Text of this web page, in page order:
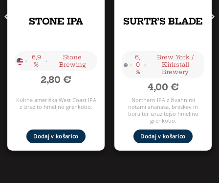
STONE IPA
•
6,9
%
•
Stone
Brewing
2,80 €
Kultna ameriška West Coast IPA
z izrazito hmeljno grenkobo.
Dodaj v košarico
SURTR’S BLADE
•
6,
0
%
•
Brew York /
Kirkstall
Brewery
4,00 €
Northern IPA z živahnimi
notami ananasa, breskev in
bora ter izrazitejšo hmeljno
grenkobo.
Dodaj v košarico